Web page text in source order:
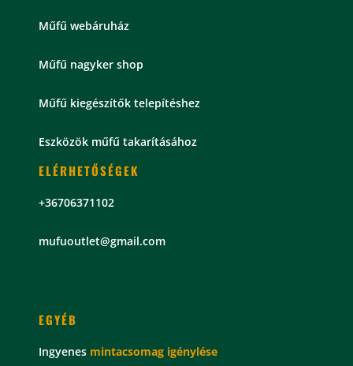
Műfű webáruház
Műfű nagyker shop
Műfű kiegészítők telepítéshez
Eszközök műfű takarításához
ELÉRHETŐSÉGEK
+36706371102
mufuoutlet@gmail.com
EGYÉB
Ingyenes mintacsomag igénylése